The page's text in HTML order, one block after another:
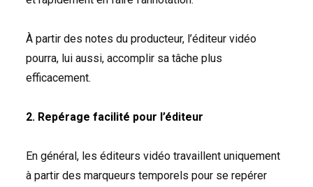
À partir des notes du producteur, l’éditeur vidéo
pourra, lui aussi, accomplir sa tâche plus
efficacement.
2. Repérage facilité pour l’éditeur
En général, les éditeurs vidéo travaillent uniquement
à partir des marqueurs temporels pour se repérer